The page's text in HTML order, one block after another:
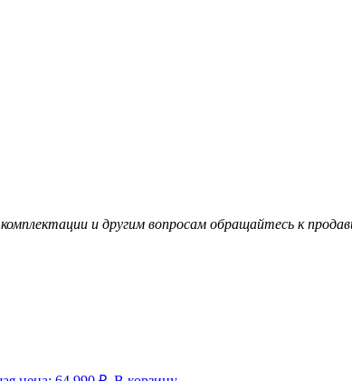
и дpугим вoпросaм обращайтесь к